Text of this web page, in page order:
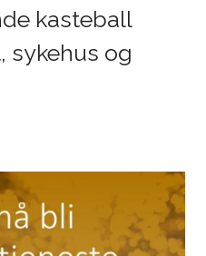
kasteball
sykehus og